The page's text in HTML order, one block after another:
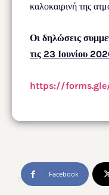
καλοκαιρινή της
Οι δηλώσεις
τις 23 Ιουνίου
https://
Facebook